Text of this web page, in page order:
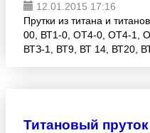
12.01.2015 17:16
Прутки из титана и
00, ВТ1-0, ОТ4-0, ОТ4-1,
ВТЗ-1, ВТ9, ВТ 14, ВТ20,
Титановый